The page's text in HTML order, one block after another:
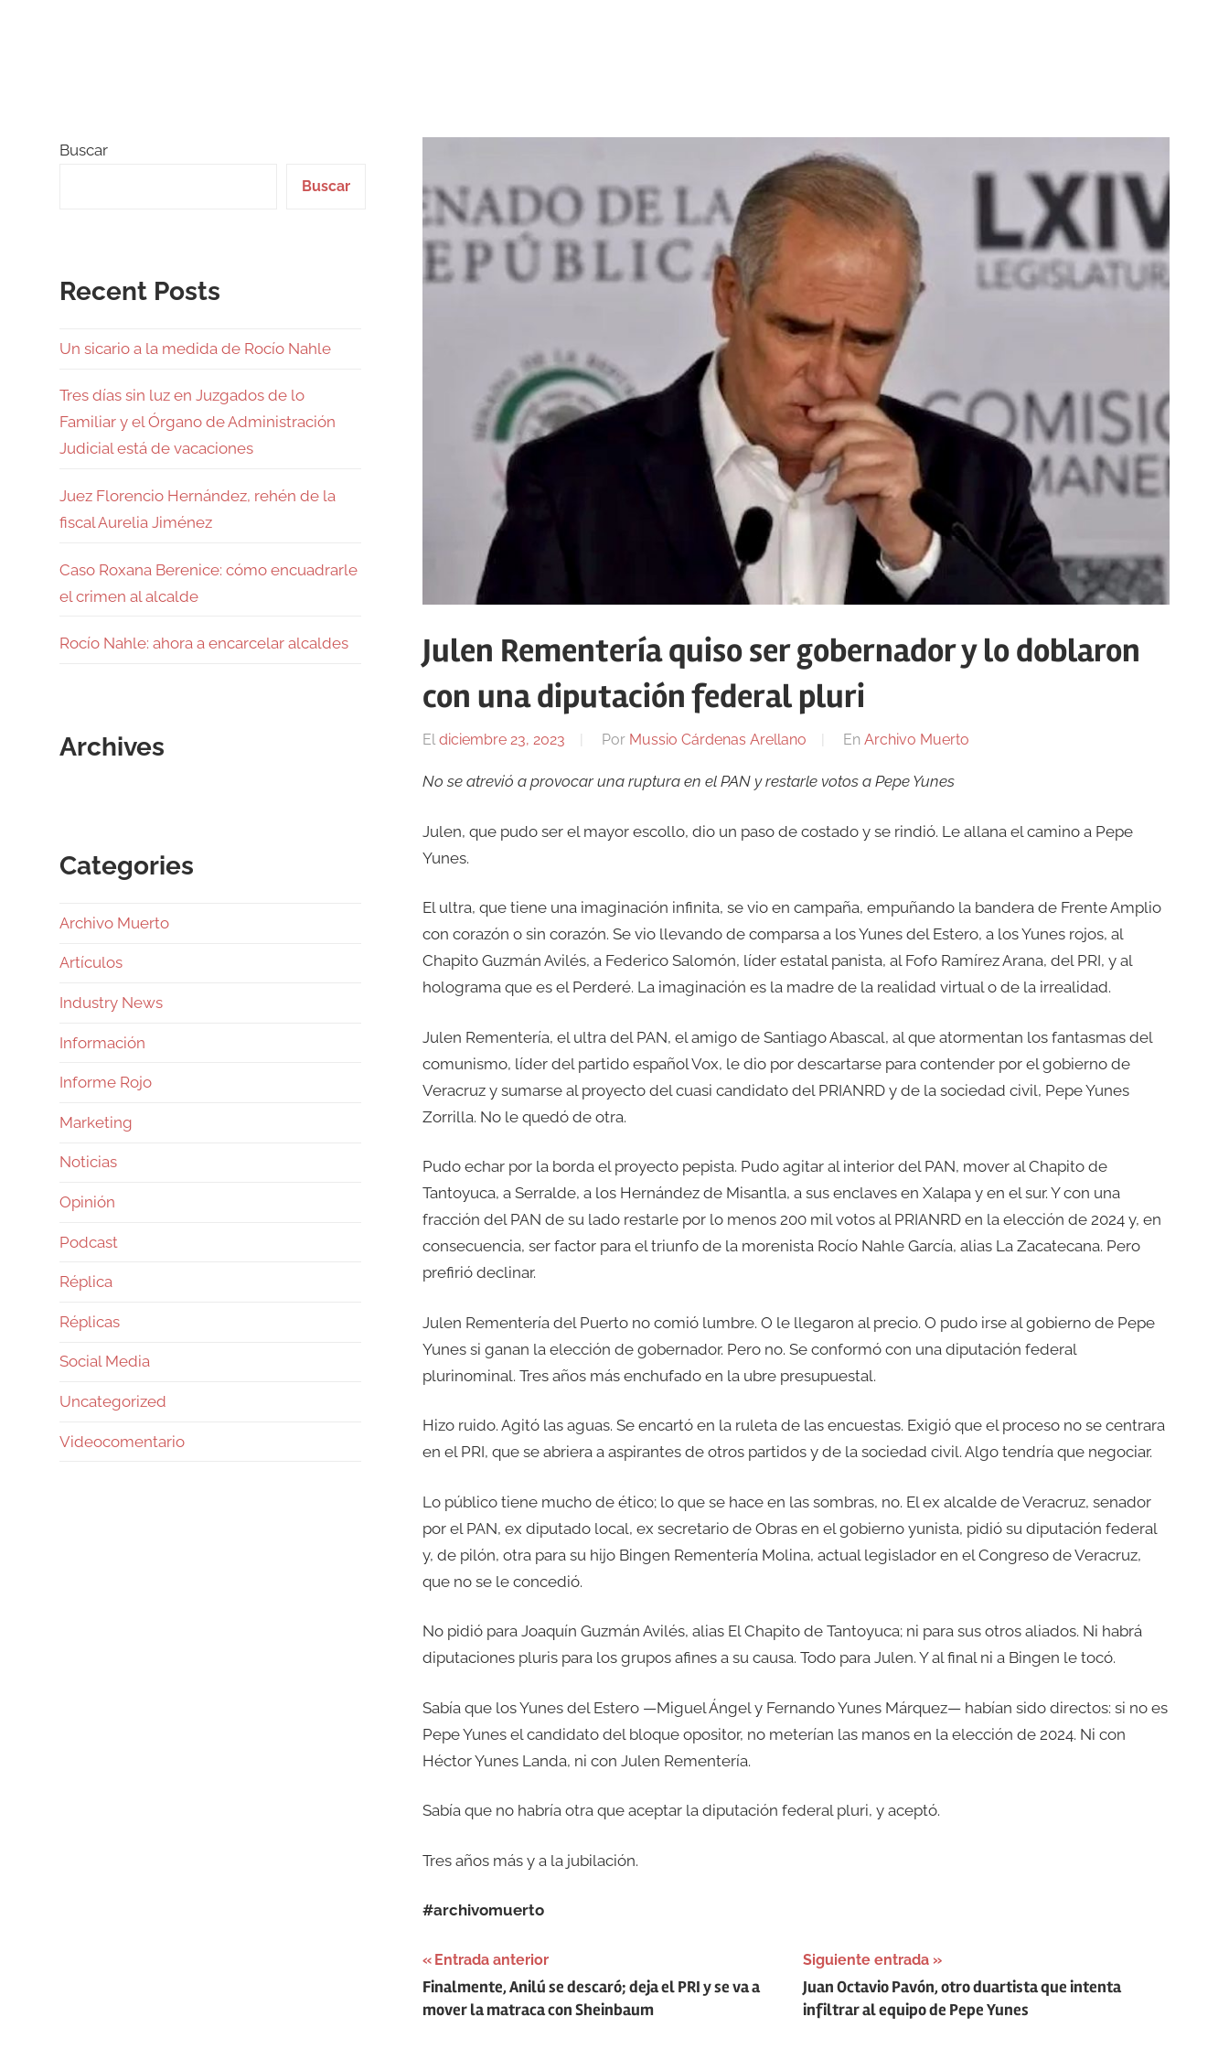
Julen Rementería quiso ser gobernador y lo doblaron
con una diputación federal pluri
Eldiciembre 23, 2023 Por Mussio Cárdenas Arellano En Archivo Muerto
No se atrevió a provocar una ruptura en el PAN y restarle votos a Pepe Yunes
Julen, que pudo ser el mayor escollo, dio un paso de costado y se rindió. Le allana el camino a Pepe
Yunes.
El ultra, que tiene una imaginación infinita, se vio en campaña, empuñando la bandera de Frente Amplio
con corazón o sin corazón. Se vio llevando de comparsa a los Yunes del Estero, a los Yunes rojos, al
Chapito Guzmán Avilés, a Federico Salomón, líder estatal panista, al Fofo Ramírez Arana, del PRI, y al
holograma que es el Perderé. La imaginación es la madre de la realidad virtual o de la irrealidad.
Julen Rementería, el ultra del PAN, el amigo de Santiago Abascal, al que atormentan los fantasmas del
comunismo, líder del partido español Vox, le dio por descartarse para contender por el gobierno de
Veracruz y sumarse al proyecto del cuasi candidato del PRIANRD y de la sociedad civil, Pepe Yunes
Zorrilla. No le quedó de otra.
Pudo echar por la borda el proyecto pepista. Pudo agitar al interior del PAN, mover al Chapito de
Tantoyuca, a Serralde, a los Hernández de Misantla, a sus enclaves en Xalapa y en el sur. Y con una
fracción del PAN de su lado restarle por lo menos 200 mil votos al PRIANRD en la elección de 2024 y, en
consecuencia, ser factor para el triunfo de la morenista Rocío Nahle García, alias La Zacatecana. Pero
prefirió declinar.
Julen Rementería del Puerto no comió lumbre. O le llegaron al precio. O pudo irse al gobierno de Pepe
Yunes si ganan la elección de gobernador. Pero no. Se conformó con una diputación federal
plurinominal. Tres años más enchufado en la ubre presupuestal.
Hizo ruido. Agitó las aguas. Se encartó en la ruleta de las encuestas. Exigió que el proceso no se centrara
en el PRI, que se abriera a aspirantes de otros partidos y de la sociedad civil. Algo tendría que negociar.
Lo público tiene mucho de ético; lo que se hace en las sombras, no. El ex alcalde de Veracruz, senador
por el PAN, ex diputado local, ex secretario de Obras en el gobierno yunista, pidió su diputación federal
y, de pilón, otra para su hijo Bingen Rementería Molina, actual legislador en el Congreso de Veracruz,
que no se le concedió.
No pidió para Joaquín Guzmán Avilés, alias El Chapito de Tantoyuca; ni para sus otros aliados. Ni habrá
diputaciones pluris para los grupos afines a su causa. Todo para Julen. Y al final ni a Bingen le tocó.
Sabía que los Yunes del Estero —Miguel Ángel y Fernando Yunes Márquez— habían sido directos: si no es
Pepe Yunes el candidato del bloque opositor, no meterían las manos en la elección de 2024. Ni con
Héctor Yunes Landa, ni con Julen Rementería.
Sabía que no habría otra que aceptar la diputación federal pluri, y aceptó.
Tres años más y a la jubilación.
#archivomuerto
Navegación
de
Entrada anterior
Finalmente, Anilú se descaró; deja el PRI y se va a
mover la matraca con Sheinbaum
Siguiente entrada
Juan Octavio Pavón, otro duartista que intenta
infiltrar al equipo de Pepe Yunes
Buscar
Buscar
Recent Posts
Un sicario a la medida de Rocío Nahle
Tres días sin luz en Juzgados de lo
Familiar y el Órgano de Administración
Judicial está de vacaciones
Juez Florencio Hernández, rehén de la
fiscal Aurelia Jiménez
Caso Roxana Berenice: cómo encuadrarle
el crimen al alcalde
Rocío Nahle: ahora a encarcelar alcaldes
Archives
Categories
Archivo Muerto
Artículos
Industry News
Información
Informe Rojo
Marketing
Noticias
Opinión
Podcast
Réplica
Réplicas
Social Media
Uncategorized
Videocomentario